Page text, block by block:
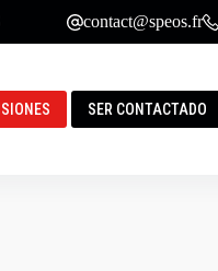
contact@speos.fr
SER CONTACTADO